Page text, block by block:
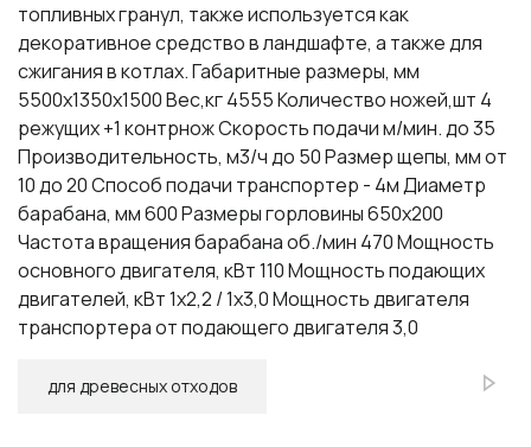
топливных гранул, также используется как
декоративное средство в ландшафте, а также для
сжигания в котлах. Габаритные размеры, мм
5500x1350x1500 Вес,кг 4555 Количество ножей,шт 4
режущих +1 контрнож Скорость подачи м/мин. до 35
Производительность, м3/ч до 50 Размер щепы, мм от
10 до 20 Способ подачи транспортер - 4м Диаметр
барабана, мм 600 Размеры горловины 650x200
Частота вращения барабана об./мин 470 Мощность
основного двигателя, кВт 110 Мощность подающих
двигателей, кВт 1х2,2 / 1х3,0 Мощность двигателя
транспортера от подающего двигателя 3,0
для древесных отходов